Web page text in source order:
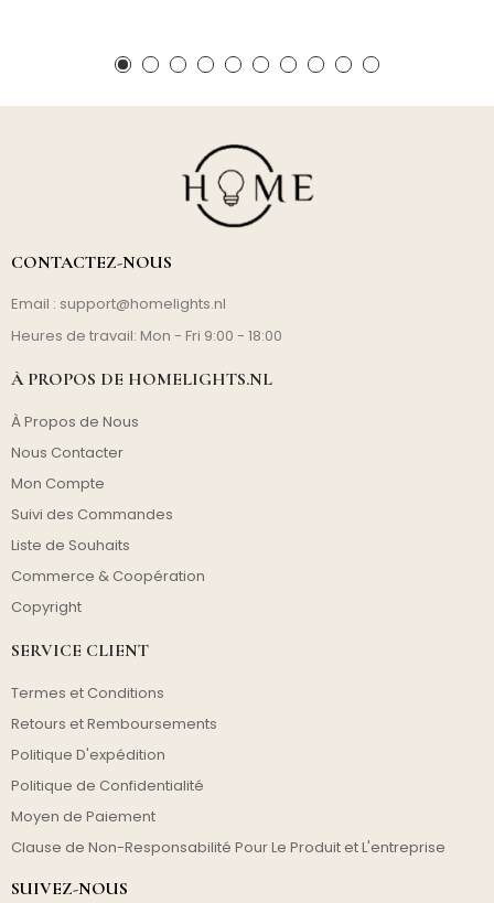
CONTACTEZ-NOUS
Email : support@homelights.nl
Heures de travail: Mon - Fri 9:00 - 18:00
À PROPOS DE HOMELIGHTS.NL
À Propos de Nous
Nous Contacter
Mon Compte
Suivi des Commandes
Liste de Souhaits
Commerce & Coopération
Copyright
SERVICE CLIENT
Termes et Conditions
Retours et Remboursements
Politique D'expédition
Politique de Confidentialité
Moyen de Paiement
Clause de Non-Responsabilité Pour Le Produit et L'entreprise
SUIVEZ-NOUS